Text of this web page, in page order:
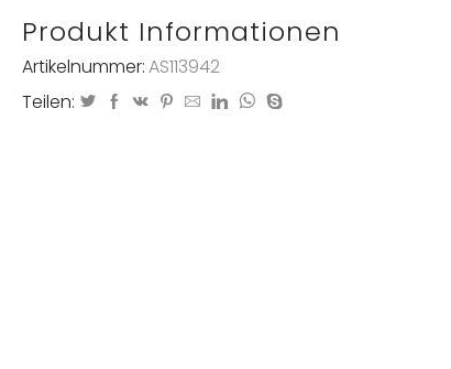
Produkt Informationen
Artikelnummer:AS113942
Teilen: